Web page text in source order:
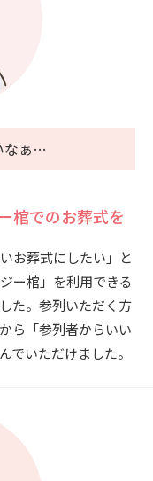
なぁ…
棺でのお葬式を
お葬式にしたい」と
ー棺」を利用できる
た。参列いただく方
ら「参列者からいい
でいただけました。